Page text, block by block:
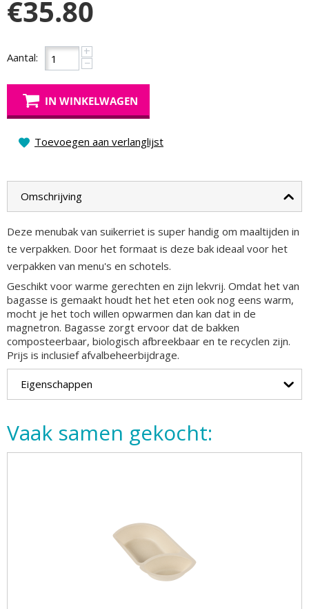
€35.80
Aantal: +
−
IN WINKELWAGEN
Toevoegen aan verlanglijst
Omschrijving
Deze menubak van suikerriet is super handig om maaltijden in
te verpakken. Door het formaat is deze bak ideaal voor het
verpakken van menu's en schotels.
Geschikt voor warme gerechten en zijn lekvrij. Omdat het van
bagasse is gemaakt houdt het het eten ook nog eens warm,
mocht je het toch willen opwarmen dan kan dat in de
magnetron. Bagasse zorgt ervoor dat de bakken
composteerbaar, biologisch afbreekbaar en te recyclen zijn.
Prijs is inclusief afvalbeheerbijdrage.
Eigenschappen
Vaak samen gekocht: